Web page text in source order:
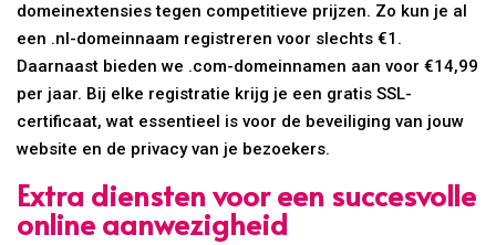
domeinextensies tegen competitieve prijzen. Zo kun je al
een .nl-domeinnaam registreren voor slechts €1.
Daarnaast bieden we .com-domeinnamen aan voor €14,99
per jaar. Bij elke registratie krijg je een gratis SSL-
certificaat, wat essentieel is voor de beveiliging van jouw
website en de privacy van je bezoekers.
Extra diensten voor een succesvolle
online aanwezigheid